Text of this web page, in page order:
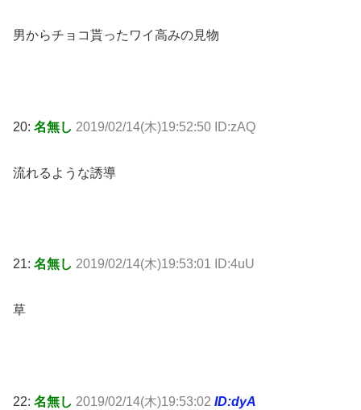
男からチョコ貰ったワイ高みの見物
20: 名無し 2019/02/14(木)19:52:50 ID:zAQ
流れるような誘導
21: 名無し 2019/02/14(木)19:53:01 ID:4uU
草
22: 名無し 2019/02/14(木)19:53:02 ID:dyA